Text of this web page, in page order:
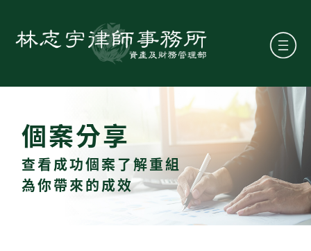
個案分享
查看成功個案了解重組
為你帶來的成效